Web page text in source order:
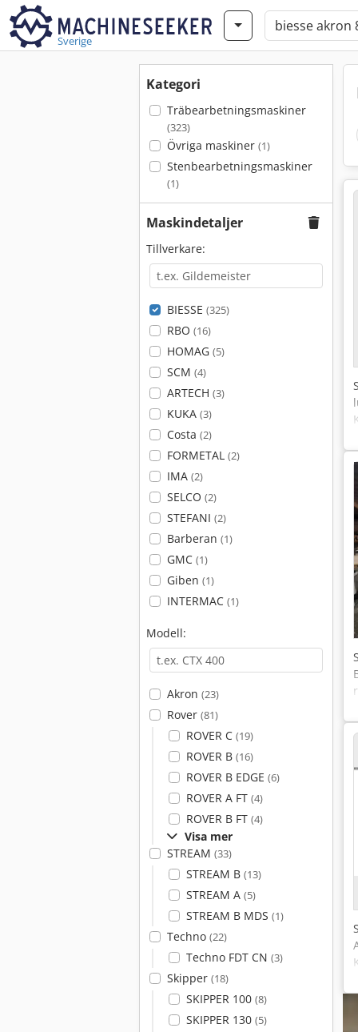
Sverige
Kategori
Träbearbetningsmaskiner
(323)
Övriga maskiner (1)
Stenbearbetningsmaskiner
(1)
Maskindetaljer
Tillverkare:
BIESSE (325)
RBO (16)
HOMAG (5)
SCM (4)
ARTECH (3)
KUKA (3)
Costa (2)
FORMETAL (2)
IMA (2)
SELCO (2)
STEFANI (2)
Barberan (1)
GMC (1)
Giben (1)
INTERMAC (1)
Modell:
Akron (23)
Rover (81)
ROVER C (19)
ROVER B (16)
ROVER B EDGE (6)
ROVER A FT (4)
ROVER B FT (4)
Visa mer
STREAM (33)
STREAM B (13)
STREAM A (5)
STREAM B MDS (1)
Techno (22)
Techno FDT CN (3)
Skipper (18)
SKIPPER 100 (8)
SKIPPER 130 (5)